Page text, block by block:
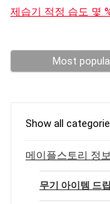
제습기 적정 습도 몇
Most
Show all
메이플스토리 정보
무기 아이템 드